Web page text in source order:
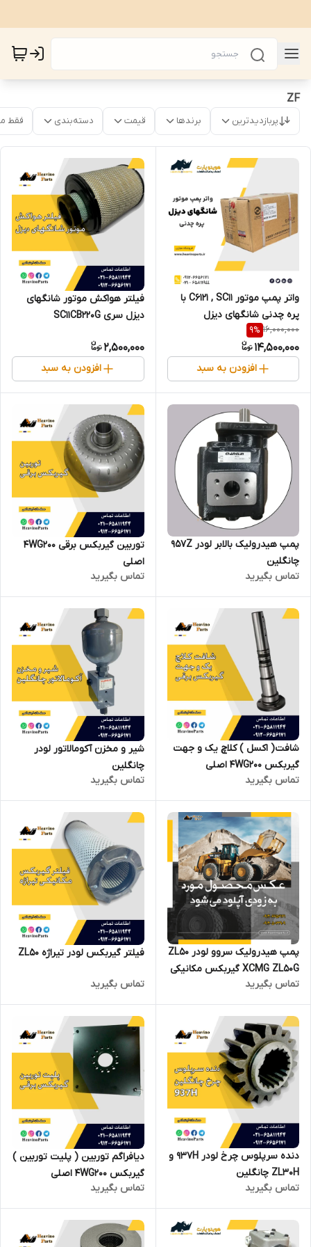
ZF
پربازدیدترین برندها قیمت دسته‌بندی فقط
واتر پمپ موتور C6121 , SC11 با
پره چدنی شانگهای دیزل
16,000,000
9%
14,500,000
افزودن به سبد
فیلتر هواکش موتور شانگهای
دیزل سری SC11CB220G
2,500,000
افزودن به سبد
پمپ هیدرولیک بالابر لودر 957Z
چانگلین
تماس بگیرید
توربین گیربکس برقی 4WG200
اصلی
تماس بگیرید
شافت( اکسل ) کلاچ یک و جهت
گیربکس 4WG200 اصلی
تماس بگیرید
شیر و مخزن آکومالاتور لودر
چانگلین
تماس بگیرید
پمپ هیدرولیک سروو لودر ZL50
XCMG ZL50G گیربکس مکانیکی
تماس بگیرید
فیلتر گیربکس لودر تیراژه ZL50
تماس بگیرید
دنده سرپلوس چرخ لودر 937H و
ZL30H چانگلین
تماس بگیرید
دیافراگم توربین ( پلیت توربین )
گیربکس 4WG200 اصلی
تماس بگیرید